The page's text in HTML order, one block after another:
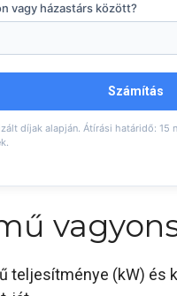
vagy házastárs között?
Számítás
díjak alapján. Átírási határidő: 15
teljesítménye (kW) és